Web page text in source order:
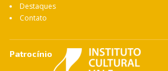
Destaques
Contato
Patrocínio